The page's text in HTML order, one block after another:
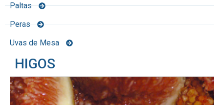
Paltas
Peras
Uvas de Mesa
HIGOS